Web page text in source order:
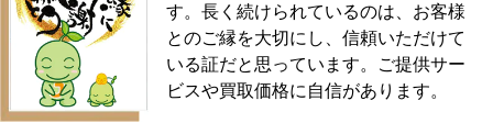
す。長く続けられているのは、お客様
とのご縁を大切にし、信頼いただけて
いる証だと思っています。ご提供サー
ビスや買取価格に自信があります。